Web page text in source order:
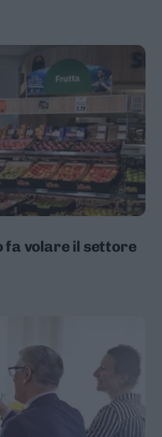
fa volare il settore